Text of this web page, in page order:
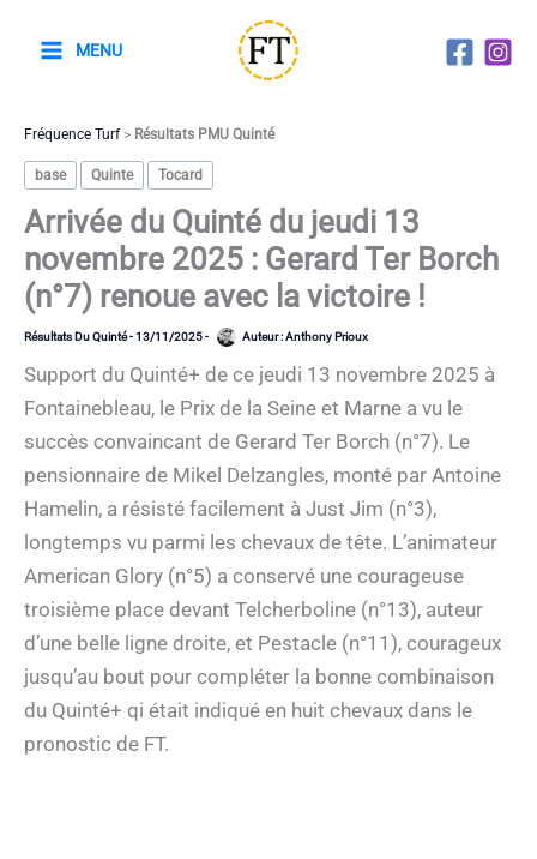
MENU
Fréquence Turf> Résultats PMU Quinté
base Quinte Tocard
Arrivée du Quinté du jeudi 13
novembre 2025 : Gerard Ter Borch
(n°7) renoue avec la victoire !
Résultats Du Quinté-13/11/2025- Auteur :Anthony Prioux
Support du Quinté+ de ce jeudi 13 novembre 2025 à
Fontainebleau, le Prix de la Seine et Marne a vu le
succès convaincant de Gerard Ter Borch (n°7). Le
pensionnaire de Mikel Delzangles, monté par Antoine
Hamelin, a résisté facilement à Just Jim (n°3),
longtemps vu parmi les chevaux de tête. L’animateur
American Glory (n°5) a conservé une courageuse
troisième place devant Telcherboline (n°13), auteur
d’une belle ligne droite, et Pestacle (n°11), courageux
jusqu’au bout pour compléter la bonne combinaison
du Quinté+ qi était indiqué en huit chevaux dans le
pronostic de FT.